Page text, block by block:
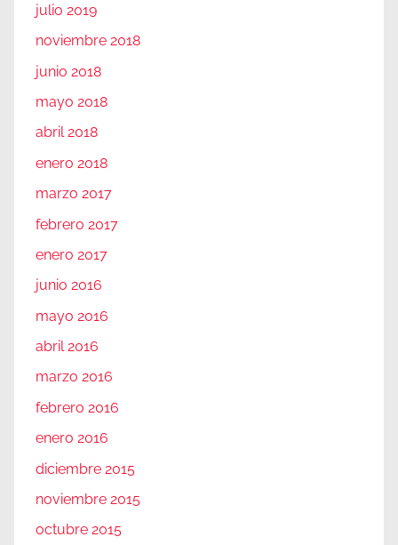
julio 2019
noviembre 2018
junio 2018
mayo 2018
abril 2018
enero 2018
marzo 2017
febrero 2017
enero 2017
junio 2016
mayo 2016
abril 2016
marzo 2016
febrero 2016
enero 2016
diciembre 2015
noviembre 2015
octubre 2015